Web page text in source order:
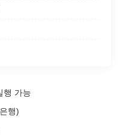
행 가능
행)